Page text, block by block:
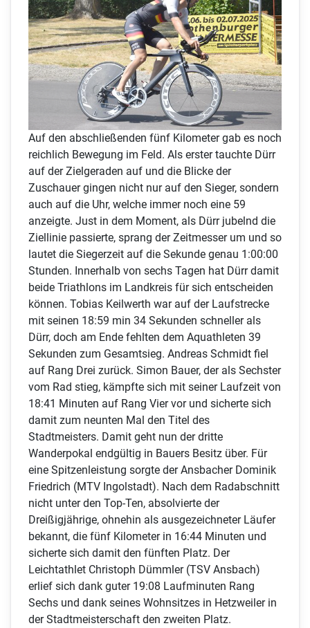
Auf den abschließenden fünf Kilometer gab es noch
reichlich Bewegung im Feld. Als erster tauchte Dürr
auf der Zielgeraden auf und die Blicke der
Zuschauer gingen nicht nur auf den Sieger, sondern
auch auf die Uhr, welche immer noch eine 59
anzeigte. Just in dem Moment, als Dürr jubelnd die
Ziellinie passierte, sprang der Zeitmesser um und so
lautet die Siegerzeit auf die Sekunde genau 1:00:00
Stunden. Innerhalb von sechs Tagen hat Dürr damit
beide Triathlons im Landkreis für sich entscheiden
können. Tobias Keilwerth war auf der Laufstrecke
mit seinen 18:59 min 34 Sekunden schneller als
Dürr, doch am Ende fehlten dem Aquathleten 39
Sekunden zum Gesamtsieg. Andreas Schmidt fiel
auf Rang Drei zurück. Simon Bauer, der als Sechster
vom Rad stieg, kämpfte sich mit seiner Laufzeit von
18:41 Minuten auf Rang Vier vor und sicherte sich
damit zum neunten Mal den Titel des
Stadtmeisters. Damit geht nun der dritte
Wanderpokal endgültig in Bauers Besitz über. Für
eine Spitzenleistung sorgte der Ansbacher Dominik
Friedrich (MTV Ingolstadt). Nach dem Radabschnitt
nicht unter den Top-Ten, absolvierte der
Dreißigjährige, ohnehin als ausgezeichneter Läufer
bekannt, die fünf Kilometer in 16:44 Minuten und
sicherte sich damit den fünften Platz. Der
Leichtathlet Christoph Dümmler (TSV Ansbach)
erlief sich dank guter 19:08 Laufminuten Rang
Sechs und dank seines Wohnsitzes in Hetzweiler in
der Stadtmeisterschaft den zweiten Platz.